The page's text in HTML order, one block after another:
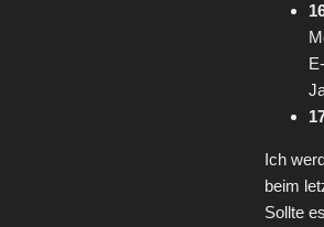
Ich
beim
Sollte